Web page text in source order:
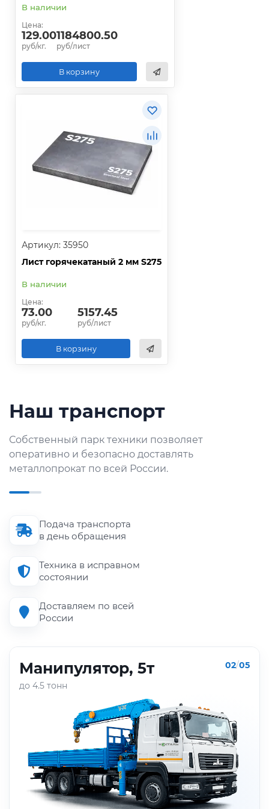
В наличии
Цена:
129.00
руб/кг.
1184800.50
руб/лист
В корзину
Артикул: 35950
Лист горячекатаный 2 мм S275
В наличии
Цена:
73.00
руб/кг.
5157.45
руб/лист
В корзину
Наш транспорт
Собственный парк техники позволяет
оперативно и безопасно доставлять
металлопрокат по всей России.
Подача транспорта
в день обращения
Техника в исправном
состоянии
Доставляем по всей
России
Манипулятор, 5т
до 4.5 тонн
02/05